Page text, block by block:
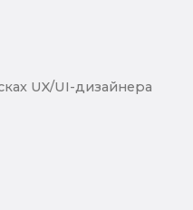
UX/UI-дизайнера